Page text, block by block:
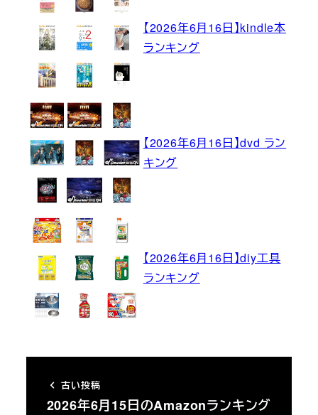
【2026年6月16日】kindle本
ランキング
【2026年6月16日】dvd ラン
キング
【2026年6月16日】diy工具
ランキング
古い投稿
2026年6月15日のAmazonランキング